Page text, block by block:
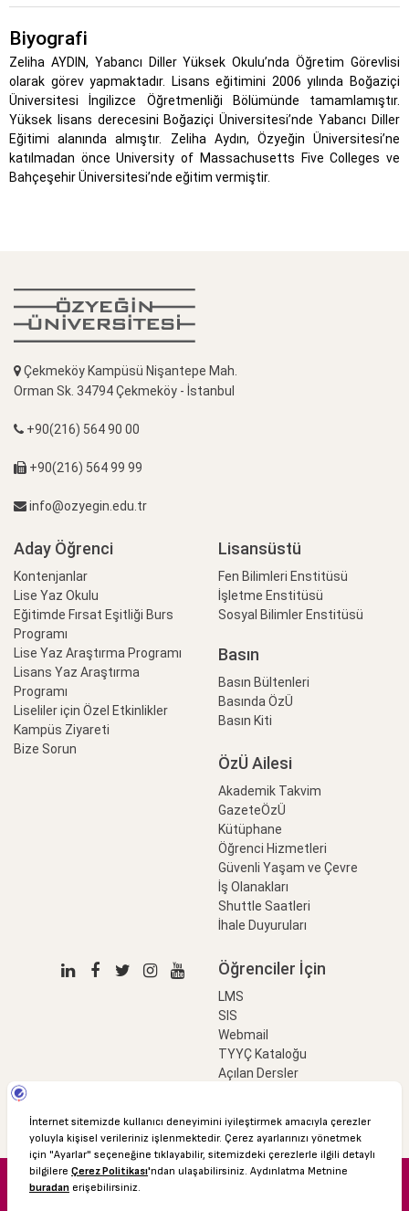
Biyografi
Zeliha AYDIN, Yabancı Diller Yüksek Okulu’nda Öğretim Görevlisi
olarak görev yapmaktadır. Lisans eğitimini 2006 yılında Boğaziçi
Üniversitesi İngilizce Öğretmenliği Bölümünde tamamlamıştır.
Yüksek lisans derecesini Boğaziçi Üniversitesi’nde Yabancı Diller
Eğitimi alanında almıştır. Zeliha Aydın, Özyeğin Üniversitesi’ne
katılmadan önce University of Massachusetts Five Colleges ve
Bahçeşehir Üniversitesi’nde eğitim vermiştir.
Çekmeköy Kampüsü Nişantepe Mah.
Orman Sk. 34794 Çekmeköy - İstanbul
+90(216) 564 90 00
+90(216) 564 99 99
info@ozyegin.edu.tr
Aday Öğrenci
Kontenjanlar
Lise Yaz Okulu
Eğitimde Fırsat Eşitliği Burs
Programı
Lise Yaz Araştırma Programı
Lisans Yaz Araştırma
Programı
Liseliler için Özel Etkinlikler
Kampüs Ziyareti
Bize Sorun
Lisansüstü
Fen Bilimleri Enstitüsü
İşletme Enstitüsü
Sosyal Bilimler Enstitüsü
Basın
Basın Bültenleri
Basında ÖzÜ
Basın Kiti
ÖzÜ Ailesi
Akademik Takvim
GazeteÖzÜ
Kütüphane
Öğrenci Hizmetleri
Güvenli Yaşam ve Çevre
İş Olanakları
Shuttle Saatleri
İhale Duyuruları
Öğrenciler İçin
LMS
SIS
Webmail
TYYÇ Kataloğu
Açılan Dersler
© 2016 Özyeğin Üniversitesi